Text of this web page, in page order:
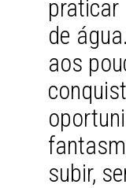
praticar
de
aos
subir,